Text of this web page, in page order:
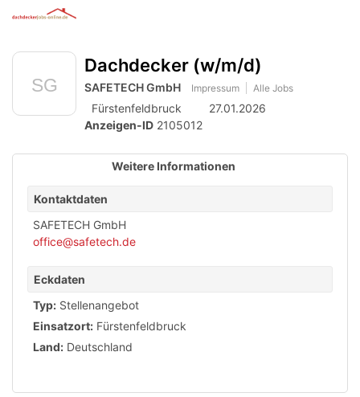
Accessibility
Navigation
Inhalt
von
mobilem
Endgerät
Dachdecker (w/m/d)
SAFETECH GmbH Impressum Alle Jobs
Fürstenfeldbruck
27.01.2026
Anzeigen-ID 2105012
Weitere Informationen
Kontaktdaten
SAFETECH GmbH
office@safetech.de
Eckdaten
Typ: Stellenangebot
Einsatzort: Fürstenfeldbruck
Land: Deutschland